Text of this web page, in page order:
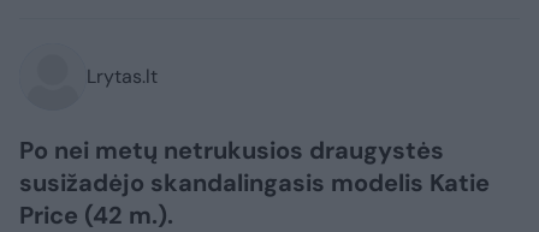
Lrytas.lt
Po nei metų netrukusios draugystės
susižadėjo skandalingasis modelis Katie
Price (42 m.).